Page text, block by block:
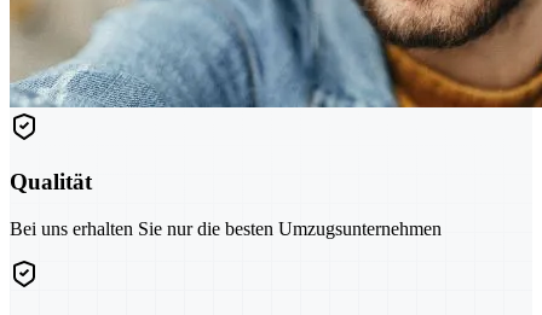
Qualität
Bei uns erhalten Sie nur die besten Umzugsunternehmen